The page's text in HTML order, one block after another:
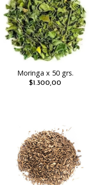
Moringa x 50 grs.
$1.300,00